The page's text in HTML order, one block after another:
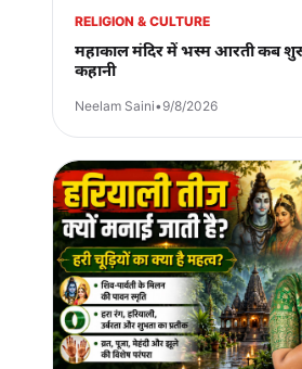
RELIGION & CULTURE
महाकाल मंदिर में भस्म आरती कब
कहानी
Neelam Saini•9/8/2026